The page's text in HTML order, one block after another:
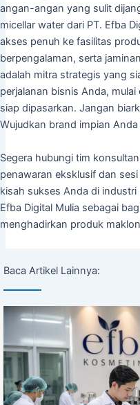
angan-angan yang sulit
micellar water dari PT. Efba
akses penuh ke fasilitas
berpengalaman, serta
adalah mitra strategis yang
perjalanan bisnis Anda,
siap dipasarkan. Jangan
Wujudkan brand impian
Segera hubungi tim
penawaran eksklusif dan
kisah sukses Anda di
Efba Digital Mulia sebagai
menghadirkan produk
Baca Artikel Lainnya: